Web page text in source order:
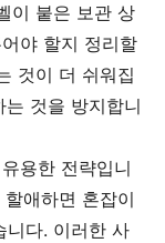
이 붙은 보관 상
야 할지 정리할
것이 더 쉬워집
것을 방지합니
용한 전략입니
애하면 혼잡이
니다. 이러한 사